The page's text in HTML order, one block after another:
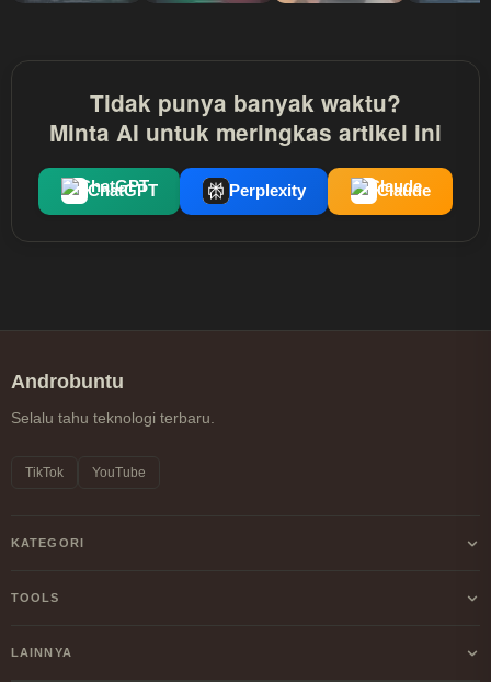
Tidak punya banyak waktu?
Minta AI untuk meringkas artikel ini
ChatGPT Perplexity Claude
Androbuntu
Selalu tahu teknologi terbaru.
TikTok YouTube
KATEGORI
Android
TOOLS
Kalkulator Profit/Loss Crypto
LAINNYA